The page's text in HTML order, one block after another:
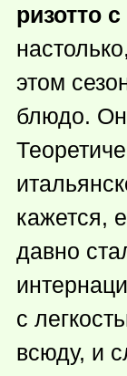
ризотто
этом
блюдо.
кажется,
давно
с
всюду, и